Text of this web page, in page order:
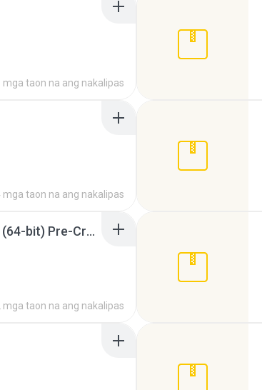
mga taon na ang nakalipas
mga taon na ang nakalipas
Sony Vegas Pro 12.0.770 (64-bit) Pre-Cracked.zip
mga taon na ang nakalipas